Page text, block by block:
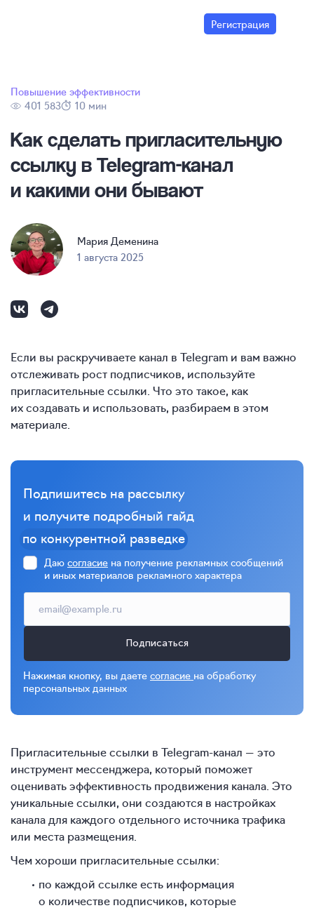
Регистрация
Повышение эффективности
401 583
10 мин
Как сделать пригласительную
ссылку вTelegram-канал
и какими они бывают
Мария Деменина
1 августа 2025
Если вы раскручиваете канал в Telegram и вам важно
отслеживать рост подписчиков, используйте
пригласительные ссылки. Что это такое, как
их создавать и использовать, разбираем в этом
материале.
Подпишитесь на рассылку
и получите подробный гайд
по конкурентной разведке
Даю согласие на получение рекламных сообщений
и иных материалов рекламного характера
Подписаться
Нажимая кнопку, вы даете согласие на обработку
персональных данных
Пригласительные ссылки в Telegram-канал — это
инструмент мессенджера, который поможет
оценивать эффективность продвижения канала. Это
уникальные ссылки, они создаются в настройках
канала для каждого отдельного источника трафика
или места размещения.
Чем хороши пригласительные ссылки:
по каждой ссылке есть информация
о количестве подписчиков, которые